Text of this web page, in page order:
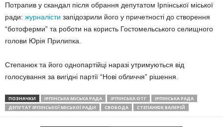
Потрапив у скандал після обрання депутатом Ірпінської міської
ради: журналісти запідозрили його у причетності до створення
“ботоферми” та роботи на користь Гостомельського селищного
голови Юрія Прилипка.
Степанюк та його однопартійці наразі утримуються від
голосування за вигідні партії “Нові обличчя” рішення.
ПОЗНАЧКИ ІРПІНСЬКА МІСЬКА РАДА ІРПІНСЬКА ОТГ
ІРПІНСЬКА РАДА
ДЕПУТАТ ІРПІНСЬКОЇ МІСЬКОЇ РАДИ
СВОБОДА СТЕПАНЮК ВАЛЕРІЙ